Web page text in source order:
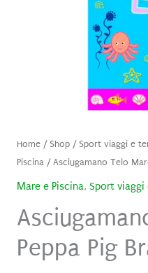
Home/ Shop/ Sport viaggi e
Piscina/ Asciugamano Telo
Mare e Piscina, Sport viaggi
Peppa Pig